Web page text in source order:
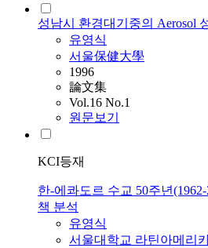
성남시 환경대기중의 Aerosol
유영식
서울保健大學
1996
論文集
Vol.16 No.1
원문보기
KCI등재
한-에콰도르 수교 50주년
책 분석
유영식
서울대학교 라틴아메리